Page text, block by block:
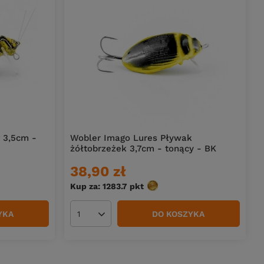
3,5cm -
Wobler Imago Lures Pływak
żółtobrzeżek 3,7cm - tonący - BK
38,90 zł
Kup za: 1283.7 pktpunktów
Ilość produktów DO KOSZYKA